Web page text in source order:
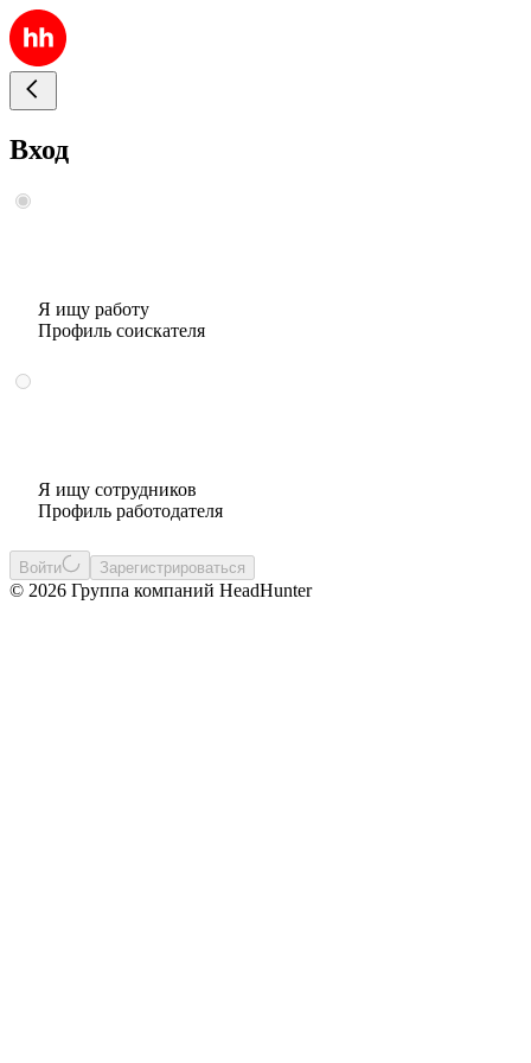
Вход
Я ищу работу
Профиль соискателя
Я ищу сотрудников
Профиль работодателя
Войти Зарегистрироваться
© 2026 Группа компаний HeadHunter